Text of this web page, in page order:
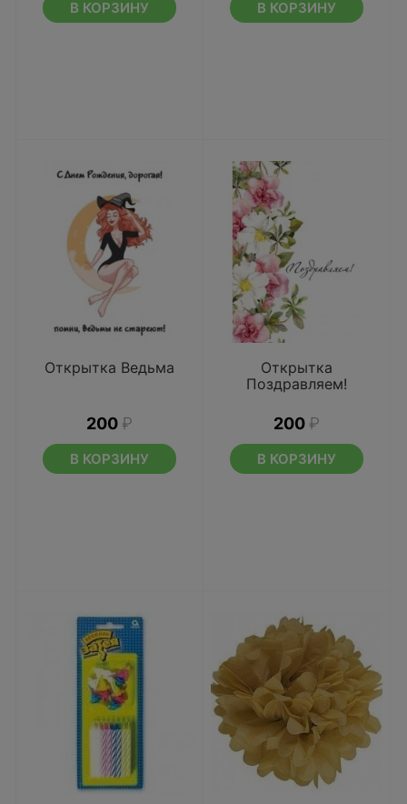
В КОРЗИНУ В КОРЗИНУ
Открытка Ведьма
200 ₽
В КОРЗИНУ
Открытка
Поздравляем!
200 ₽
В КОРЗИНУ